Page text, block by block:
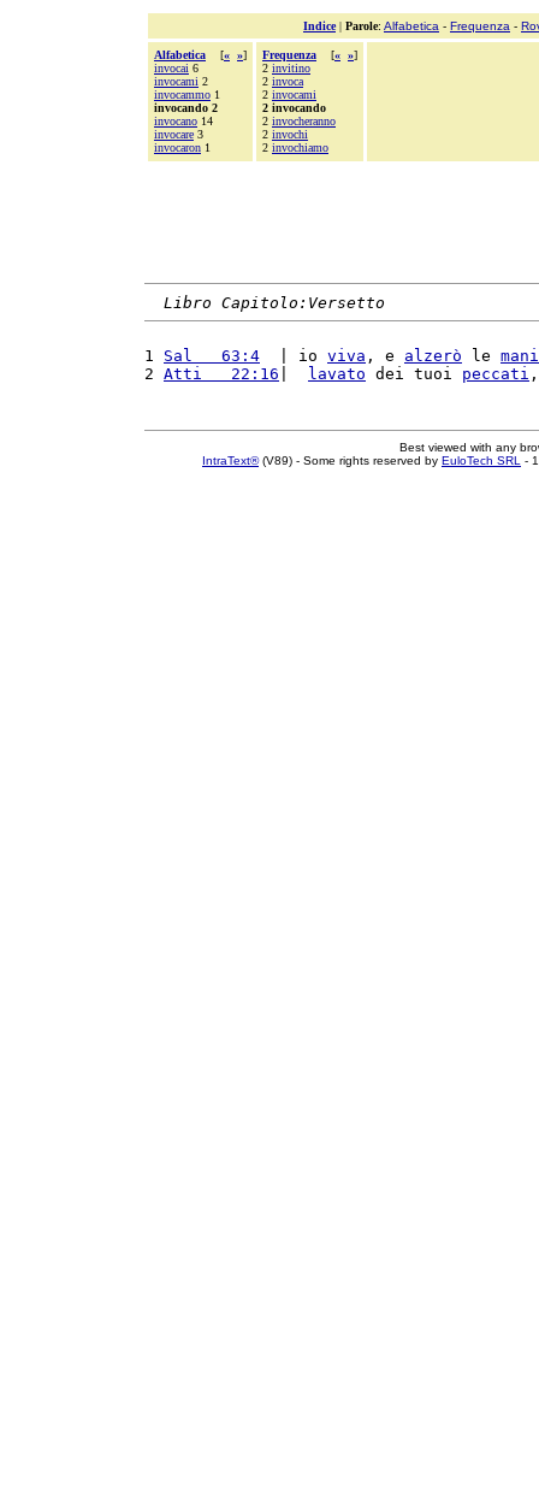
Indice| Parole: Alfabetica - Frequenza -
Alfabetica [« »]
invocai 6
invocami 2
invocammo 1
invocando 2
invocano 14
invocare 3
invocaron 1
Frequenza [« »]
2 invitino
2 invoca
2 invocami
2 invocando
2 invocheranno
2 invochi
2 invochiamo
Libro Capitolo:Versetto
1 Sal   63:4
  | io
viva , e alzerò le mani
2 Atti   22:16 lavato dei tuoi peccati
Best viewed with any
IntraText®(V89) - Some rights reserved by EuloTech SRL -